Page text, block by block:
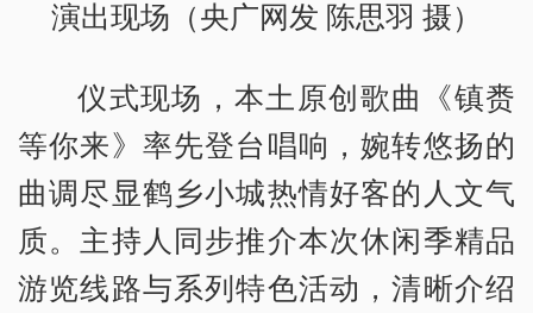
演出现场（央广网发 陈思羽 摄）
仪式现场，本土原创歌曲《镇赉
等你来》率先登台唱响，婉转悠扬的
曲调尽显鹤乡小城热情好客的人文气
质。主持人同步推介本次休闲季精品
游览线路与系列特色活动，清晰介绍